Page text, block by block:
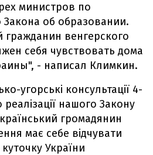
министров по
об образовании.
венгерского
себя чувствовать дома
- написал Климкин.
угорські консультації 4-
реалізації нашого Закону
громадянин
має себе відчувати
України